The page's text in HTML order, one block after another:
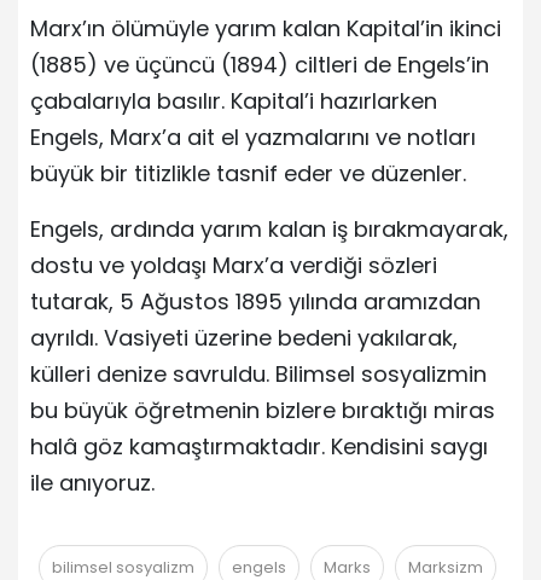
Marx’ın ölümüyle yarım kalan Kapital’in ikinci
(1885) ve üçüncü (1894) ciltleri de Engels’in
çabalarıyla basılır. Kapital’i hazırlarken
Engels, Marx’a ait el yazmalarını ve notları
büyük bir titizlikle tasnif eder ve düzenler.
Engels, ardında yarım kalan iş bırakmayarak,
dostu ve yoldaşı Marx’a verdiği sözleri
tutarak, 5 Ağustos 1895 yılında aramızdan
ayrıldı. Vasiyeti üzerine bedeni yakılarak,
külleri denize savruldu. Bilimsel sosyalizmin
bu büyük öğretmenin bizlere bıraktığı miras
halâ göz kamaştırmaktadır. Kendisini saygı
ile anıyoruz.
bilimsel sosyalizm engels Marks Marksizm